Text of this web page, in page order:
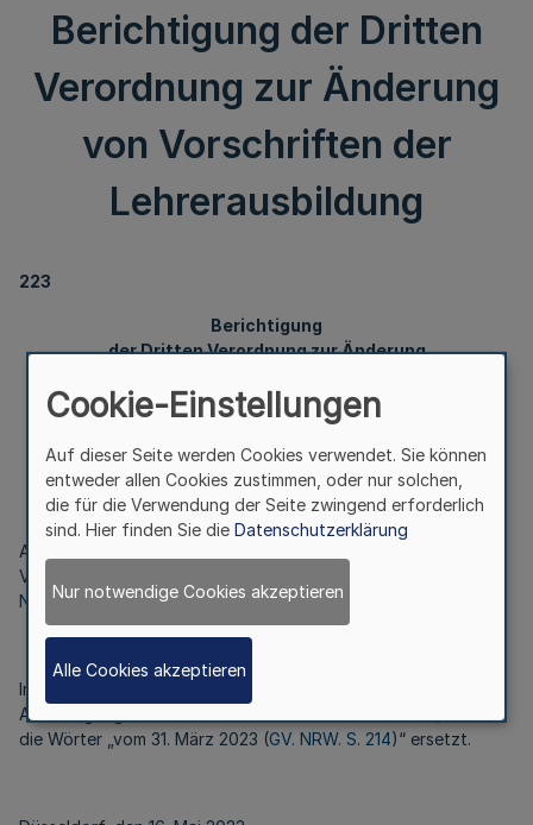
Berichtigung der Dritten
Verordnung zur Änderung
von Vorschriften der
Lehrerausbildung
223
Berichtigung
der Dritten Verordnung zur Änderung
Vom 16. Mai 2023
Artikel 1 der Dritten Verordnung zur Änderung von
Vorschriften der Lehrerausbildung vom 31. März 2023 (
NRW. S. 214) wird wie folgt berichtigt:
In Artikel 1 Nummer 15 werden die Wörter „[einfügen:
Ausfertigungsdatum und Fundstelle dieses Gesetzes]“ durch
die Wörter „vom 31. März 2023 (GV. NRW. S. 214)“ ersetzt.
Cookie-Einstellungen
Auf dieser Seite werden Cookies verwendet. Sie können
entweder allen Cookies zustimmen, oder nur solchen,
die für die Verwendung der Seite zwingend erforderlich
sind. Hier finden Sie die Datenschutzerklärung
Nur notwendige Cookies akzeptieren
Alle Cookies akzeptieren